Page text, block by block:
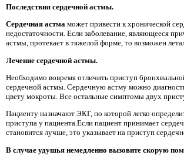
Последствия сердечной астмы.
Сердечная астма может привести к хронической
недостаточности. Если заболевание, являющееся
астмы, протекает в тяжелой форме, то возможен
Лечение сердечной астмы.
Необходимо вовремя отличить приступ
сердечной астмы. Сердечную астму можно
цвету мокроты. Все остальные симптомы двух
Пациенту назначают ЭКГ, по которой легко
приступа у пациента.Если пациент принимает
становится лучше, это указывает на приступ
В случае удушья немедленно вызовите скорую